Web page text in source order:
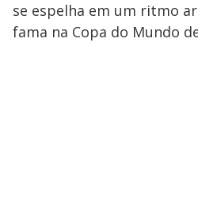
se espelha em um ritmo
fama na Copa do Mundo